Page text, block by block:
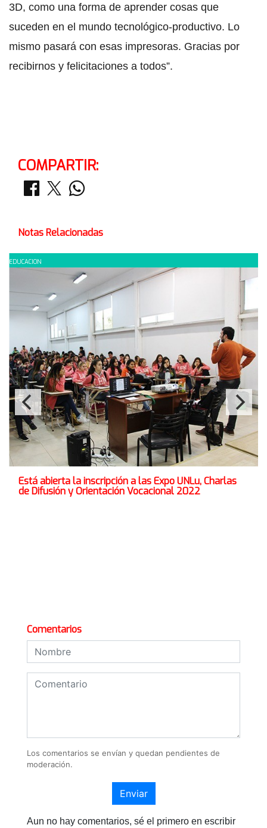
3D, como una forma de aprender cosas que
suceden en el mundo tecnológico-productivo. Lo
mismo pasará con esas impresoras. Gracias por
recibirnos y felicitaciones a todos”.
COMPARTIR:
Notas Relacionadas
EDUCACION
Está abierta la inscripción a las Expo UNLu, Charlas
de Difusión y Orientación Vocacional 2022
Comentarios
Los comentarios se envían y quedan pendientes de
moderación.
Enviar
Aun no hay comentarios, sé el primero en escribir